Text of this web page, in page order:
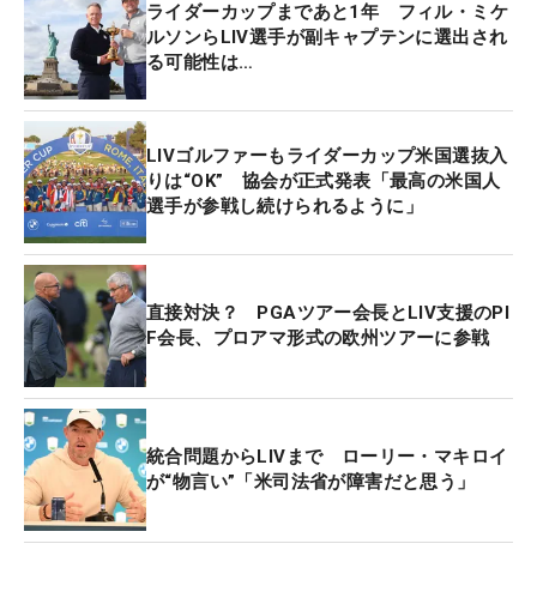
変わっていない。過去10度の参戦で28.5ポイントを
獲得、欧州チームの歴代最多ポイントを現在も維持
している。ただしLIVゴルフでプレーするガルシア
がライダーカップに出場するためには、世界ランキ
ングポイントを獲得できるメジャー大会で好成績を
挙げるか、キャプテンのドナルドが選出するに相応
しいプレーを続ける必要がある。
次戦の会場、ニューヨーク州ロングアイランドのベ
スページ・ブラックはガルシアにとっては良い思い
出はない。2002年、パブリックコースながら「全米
オープン」を開催した際、ニューヨークの騒々しい
スポーツファンはガルシアの数多いワッグルに「ワ
ッグルボーイ」と野次を飛ばし続けた。当時22歳の
ガルシアはついに抑えきれず、ファンに向かって中
指を立て怒り、ニューヨークファンとガルシアには
大きな溝ができてしまった。
ライダーカップまであと1年 フィル・ミケ
ルソンらLIV選手が副キャプテンに選出され
る可能性は…
LIVゴルファーもライダーカップ米国選抜入
りは“OK” 協会が正式発表「最高の米国人
選手が参戦し続けられるように」
直接対決？ PGAツアー会長とLIV支援のPI
F会長、プロアマ形式の欧州ツアーに参戦
統合問題からLIVまで ローリー・マキロイ
が“物言い”「米司法省が障害だと思う」